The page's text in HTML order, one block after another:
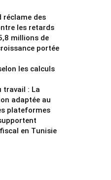
réclame des
les retards
millions de
portée
les calculs
travail : La
adaptée au
plateformes
en Tunisie